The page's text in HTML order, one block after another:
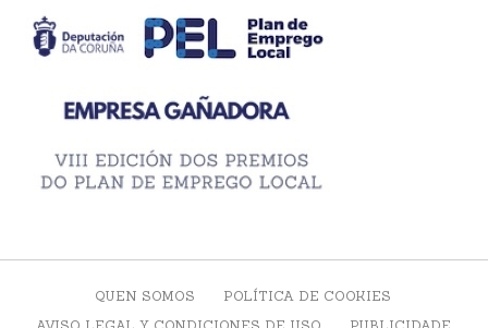
QUEN SOMOS
POLÍTICA DE COOKIES